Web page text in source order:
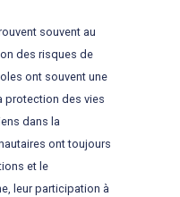
souvent au
des risques de
ont souvent une
protection des vies
dans la
ont toujours
et le
leur participation à